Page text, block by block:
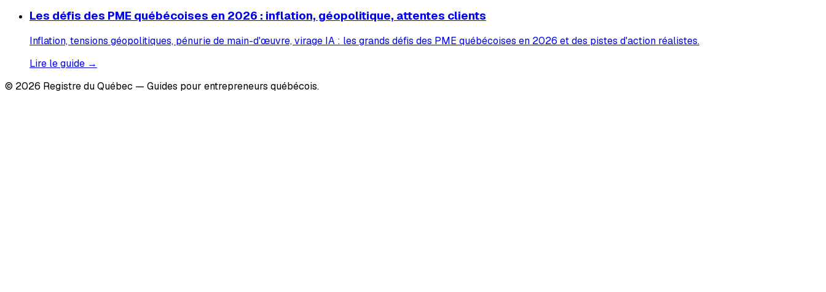
Les défis des PME québécoises en 2026 : inflation, géopolitique, attentes clients
Inflation, tensions géopolitiques, pénurie de main-d'œuvre, virage IA : les grands défis des PME québécoises en 2026 et des pistes d'action réalistes.
Lire le guide →
© 2026 Registre du Québec — Guides pour entrepreneurs québécois.